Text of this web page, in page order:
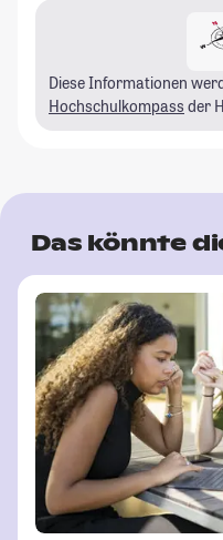
Diese Informationen
Hochschulkompass der
Das könnte